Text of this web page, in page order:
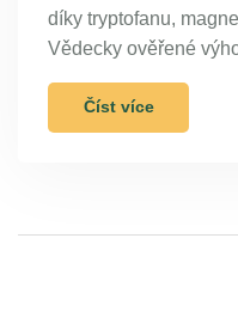
díky tryptofanu,
Vědecky ověřené
Číst více